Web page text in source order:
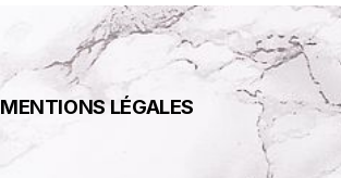
MENTIONS LÉGALES